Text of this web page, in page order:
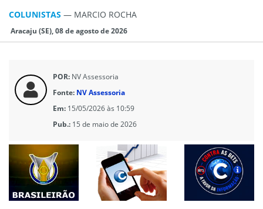
COLUNISTAS — MARCIO ROCHA
Aracaju (SE), 08 de agosto de 2026
POR: NV Assessoria
Fonte: NV Assessoria
Em: 15/05/2026 às 10:59
Pub.: 15 de maio de 2026